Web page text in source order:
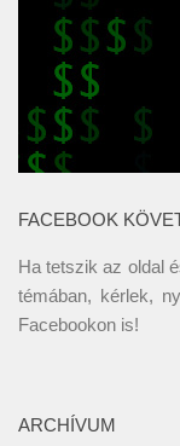
FACEBOOK
Ha tetszik az oldal
témában, kérlek,
Facebookon is!
ARCHÍVUM